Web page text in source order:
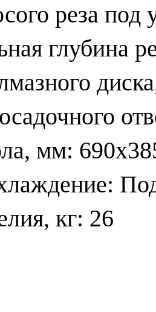
реза
глубина
мм:
кг: 26